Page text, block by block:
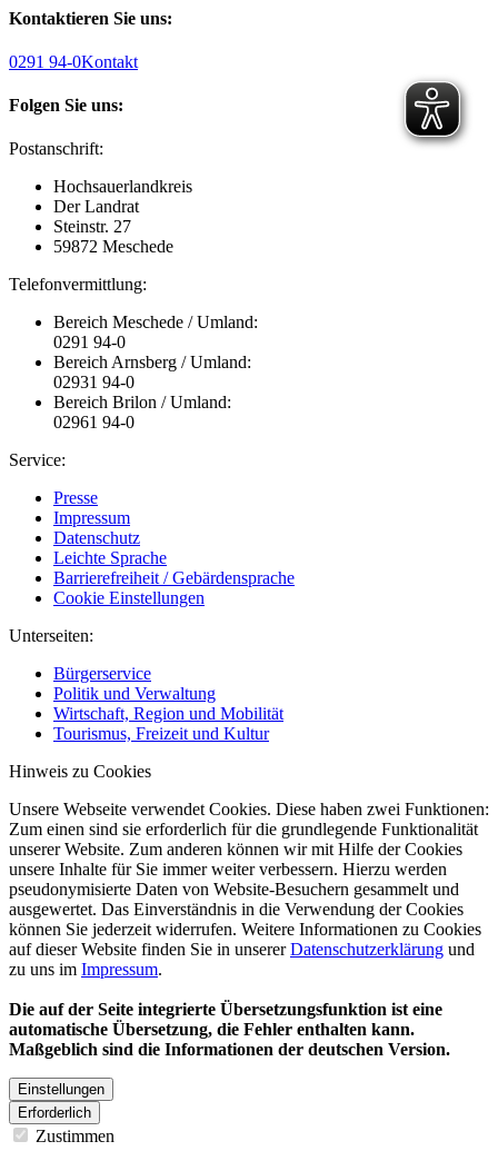
Kontaktieren Sie uns:
0291 94-0Kontakt
Folgen Sie uns:
Postanschrift:
Hochsauerlandkreis
Der Landrat
Steinstr. 27
59872 Meschede
Telefonvermittlung:
Bereich Meschede / Umland:
0291 94-0
Bereich Arnsberg / Umland:
02931 94-0
Bereich Brilon / Umland:
02961 94-0
Service:
Presse
Impressum
Datenschutz
Leichte Sprache
Barrierefreiheit / Gebärdensprache
Cookie Einstellungen
Unterseiten:
Bürgerservice
Politik und Verwaltung
Wirtschaft, Region und Mobilität
Tourismus, Freizeit und Kultur
Hinweis zu Cookies
Unsere Webseite verwendet Cookies. Diese haben zwei Funktionen:
Zum einen sind sie erforderlich für die grundlegende Funktionalität
unserer Website. Zum anderen können wir mit Hilfe der Cookies
unsere Inhalte für Sie immer weiter verbessern. Hierzu werden
pseudonymisierte Daten von Website-Besuchern gesammelt und
ausgewertet. Das Einverständnis in die Verwendung der Cookies
können Sie jederzeit widerrufen. Weitere Informationen zu Cookies
auf dieser Website finden Sie in unsererDatenschutzerklärung und
zu uns im Impressum.
Die auf der Seite integrierte Übersetzungsfunktion ist eine
automatische Übersetzung, die Fehler enthalten kann.
Maßgeblich sind die Informationen der deutschen Version.
Einstellungen
Erforderlich
Zustimmen